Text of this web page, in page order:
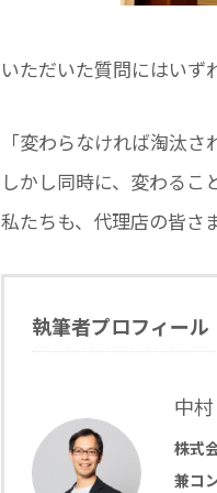
いただいた質問にはいず
「変わらなければ淘汰
しかし同時に、変わるこ
私たちも、代理店の皆さ
執筆者プロフィール
中
株式
兼コ